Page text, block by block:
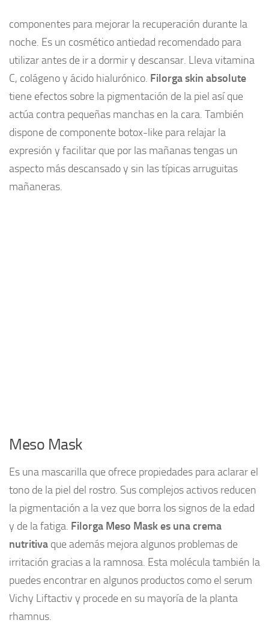
componentes para mejorar la recuperación durante la
noche. Es un cosmético antiedad recomendado para
utilizar antes de ir a dormir y descansar. Lleva vitamina
C, colágeno y ácido hialurónico. Filorga skin absolute
tiene efectos sobre la pigmentación de la piel así que
actúa contra pequeñas manchas en la cara. También
dispone de componente botox-like para relajar la
expresión y facilitar que por las mañanas tengas un
aspecto más descansado y sin las típicas arruguitas
mañaneras.
Meso Mask
Es una mascarilla que ofrece propiedades para aclarar el
tono de la piel del rostro. Sus complejos activos reducen
la pigmentación a la vez que borra los signos de la edad
y de la fatiga. Filorga Meso Mask es una crema
nutritiva que además mejora algunos problemas de
irritación gracias a la ramnosa. Esta molécula también la
puedes encontrar en algunos productos como el serum
Vichy Liftactiv y procede en su mayoría de la planta
rhamnus.